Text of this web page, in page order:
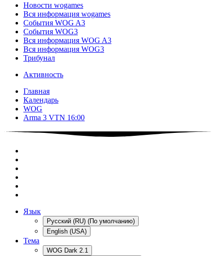
Новости wogames
Вся информация wogames
События WOG A3
События WOG3
Вся информация WOG A3
Вся информация WOG3
Трибунал
Активность
Главная
Календарь
WOG
Arma 3 VTN 16:00
Язык
Русский (RU) (По умолчанию)
English (USA)
Тема
WOG Dark 2.1